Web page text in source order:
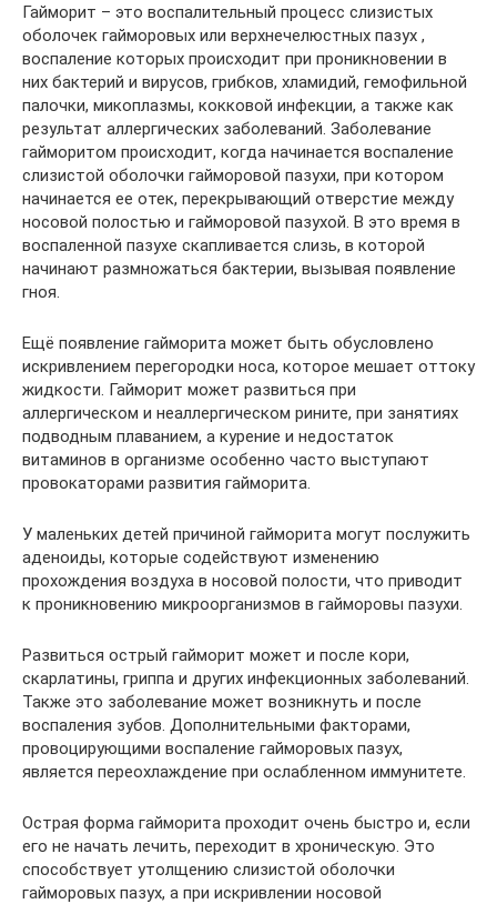
Гайморит – это воспалительный процесс слизистых
оболочек гайморовых или верхнечелюстных пазух ,
воспаление которых происходит при проникновении в
них бактерий и вирусов, грибков, хламидий, гемофильной
палочки, микоплазмы, кокковой инфекции, а также как
результат аллергических заболеваний. Заболевание
гайморитом происходит, когда начинается воспаление
слизистой оболочки гайморовой пазухи, при котором
начинается ее отек, перекрывающий отверстие между
носовой полостью и гайморовой пазухой. В это время в
воспаленной пазухе скапливается слизь, в которой
начинают размножаться бактерии, вызывая появление
гноя.
Ещё появление гайморита может быть обусловлено
искривлением перегородки носа, которое мешает оттоку
жидкости. Гайморит может развиться при
аллергическом и неаллергическом рините, при занятиях
подводным плаванием, а курение и недостаток
витаминов в организме особенно часто выступают
провокаторами развития гайморита.
У маленьких детей причиной гайморита могут послужить
аденоиды, которые содействуют изменению
прохождения воздуха в носовой полости, что приводит
к проникновению микроорганизмов в гайморовы пазухи.
Развиться острый гайморит может и после кори,
скарлатины, гриппа и других инфекционных заболеваний.
Также это заболевание может возникнуть и после
воспаления зубов. Дополнительными факторами,
провоцирующими воспаление гайморовых пазух,
является переохлаждение при ослабленном иммунитете.
Острая форма гайморита проходит очень быстро и, если
его не начать лечить, переходит в хроническую. Это
способствует утолщению слизистой оболочки
гайморовых пазух, а при искривлении носовой